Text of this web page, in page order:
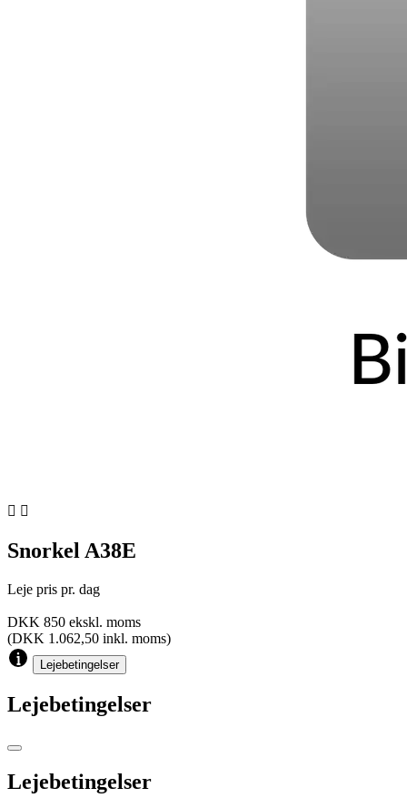
 
Snorkel A38E
Leje pris pr. dag
DKK 850 ekskl. moms
(DKK 1.062,50 inkl. moms)
Lejebetingelser
Lejebetingelser
Lejebetingelser